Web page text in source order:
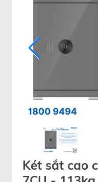
Két sắt cao